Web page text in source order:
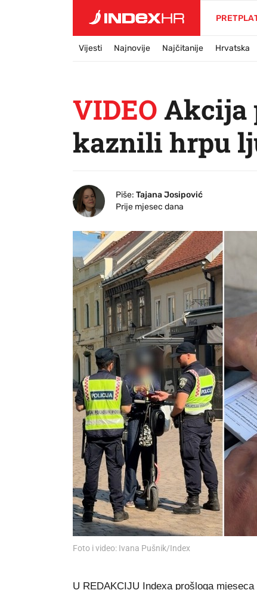
Vijesti Najnovije Najčitanije Hrvatska
VIDEO Akcija
kaznili hrpu
Piše: Tajana Josipović
Prije mjesec dana
Foto i video: Ivana Pušnik/Index
U REDAKCIJU Indexa prošloga